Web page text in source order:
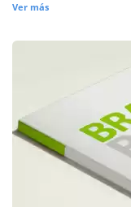
Ver más